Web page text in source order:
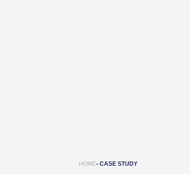
HOME CASE STUDY